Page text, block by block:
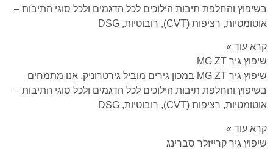
בשיפוץ והחלפת תיבות הילוכים לכל הדגמים ולכל סוגי התיבות –
אוטומטיות, רציפות (CVT), רובוטיות, DSG
קרא עוד »
שיפוץ גיר MG ZT
שיפוץ גיר MG ZT במכון גירים מוביל גירטרוניק. אנו מתמחים
בשיפוץ והחלפת תיבות הילוכים לכל הדגמים ולכל סוגי התיבות –
אוטומטיות, רציפות (CVT), רובוטיות, DSG
קרא עוד »
שיפוץ גיר קרייזלר סברינג